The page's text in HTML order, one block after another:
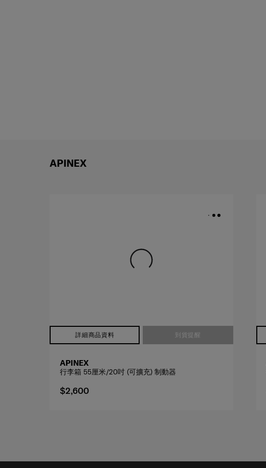
APINEX
詳細商品資料 到貨提醒
APINEX
行李箱 55厘米/20吋 (可擴充) 制動器
$2,600